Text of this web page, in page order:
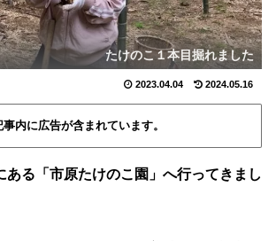
たけのこ１本目掘れました
2023.04.04 2024.05.16
事内に広告が含まれています。
ある「市原たけのこ園」へ行ってきまし